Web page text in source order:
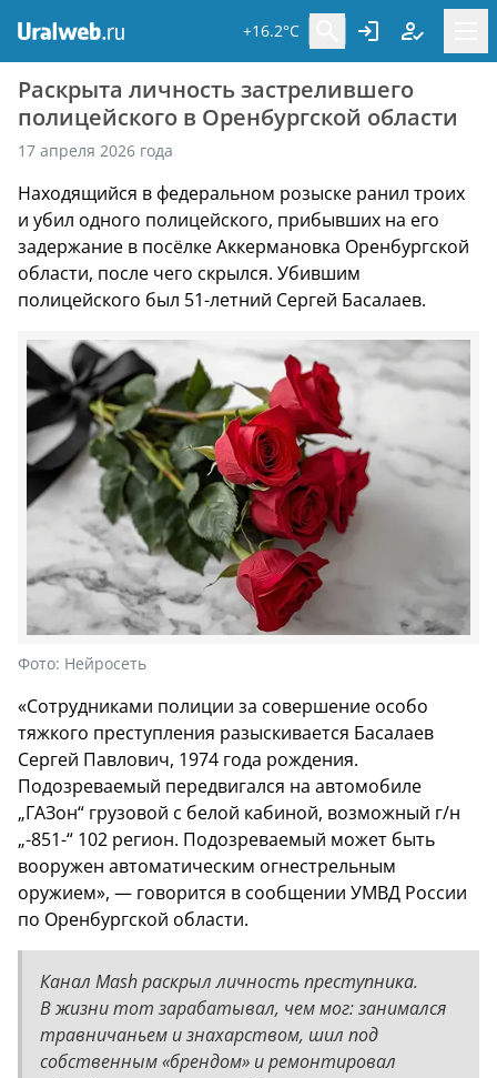
+16.2°C
Раскрыта личность застрелившего
полицейского в Оренбургской области
17 апреля 2026 года
Находящийся в федеральном розыске ранил троих
и убил одного полицейского, прибывших на его
задержание в посёлке Аккермановка Оренбургской
области, после чего скрылся. Убившим
полицейского был 51-летний Сергей Басалаев.
Фото: Нейросеть
«Сотрудниками полиции за совершение особо
тяжкого преступления разыскивается Басалаев
Сергей Павлович, 1974 года рождения.
Подозреваемый передвигался на автомобиле
„ГАЗон“ грузовой с белой кабиной, возможный г/н
„-851-“ 102 регион. Подозреваемый может быть
вооружен автоматическим огнестрельным
оружием», — говорится в сообщении УМВД России
по Оренбургской области.
Канал Mash раскрыл личность преступника.
В жизни тот зарабатывал, чем мог: занимался
травничаньем и знахарством, шил под
собственным «брендом» и ремонтировал